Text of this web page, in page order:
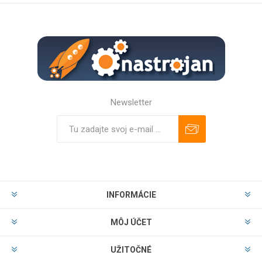
Newsletter
INFORMÁCIE
MÔJ ÚČET
UŽITOČNÉ